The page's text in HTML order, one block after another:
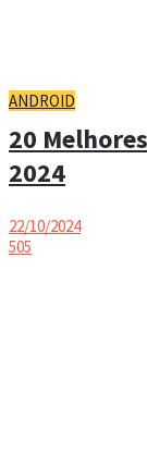
ANDROID
20
2024
22/10/2024
505